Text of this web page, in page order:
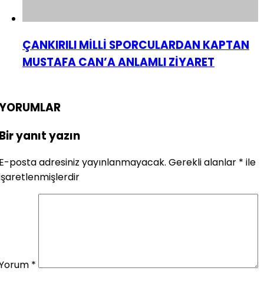
ÇANKIRILI MİLLİ SPORCULARDAN KAPTAN
MUSTAFA CAN’A ANLAMLI ZİYARET
yanıt yazın
posta adresiniz yayınlanmayacak. Gerekli alanlar * ile
*